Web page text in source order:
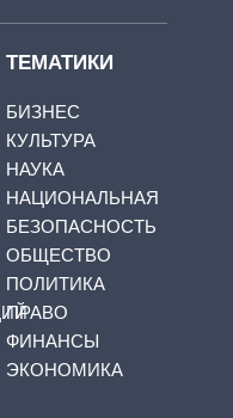
ТЕМАТИКИ
БИЗНЕС
КУЛЬТУРА
НАУКА
НАЦИОНАЛЬНАЯ
БЕЗОПАСНОСТЬ
ОБЩЕСТВО
ПОЛИТИКА
ПРАВО
ФИНАНСЫ
ЭКОНОМИКА